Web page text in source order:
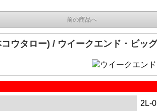
前の商品へ
ウタロー) / ウイークエンド・ビッ
2L-